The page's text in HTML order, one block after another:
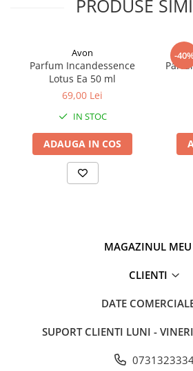
PRODUSE
Avon
Parfum Incandessence
Lotus Ea 50 ml
69,00 Lei
IN STOC
ADAUGA IN COS
-
MAGAZINUL MEU
CLIENTI
DATE
SUPORT CLIENTI LUNI -